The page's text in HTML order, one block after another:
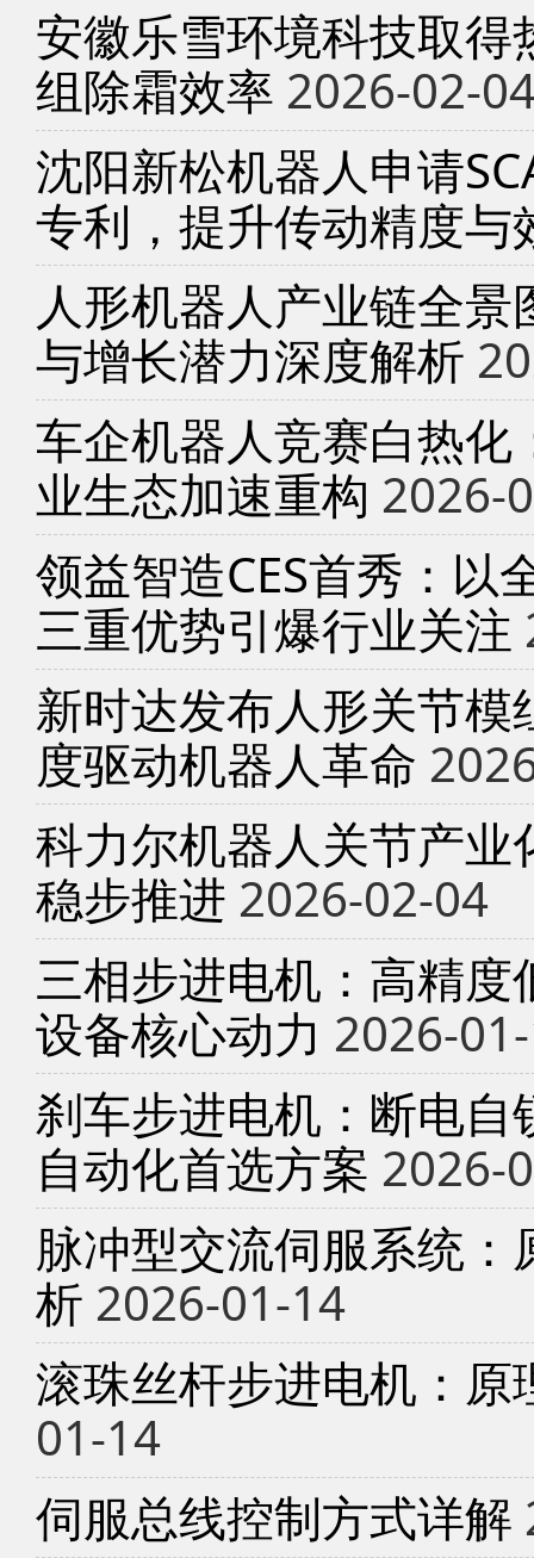
安徽乐雪环境科技取
组除霜效率 2026-02-
沈阳新松机器人申请
专利，提升传动精度与
人形机器人产业链全
与增长潜力深度解析
车企机器人竞赛白热
业生态加速重构 2026-
领益智造CES首秀：以
三重优势引爆行业关注
新时达发布人形关节
度驱动机器人革命
科力尔机器人关节产
稳步推进 2026-02-04
三相步进电机：高精
设备核心动力 2026-
刹车步进电机：断电
自动化首选方案 2026-
脉冲型交流伺服系统
析 2026-01-14
滚珠丝杆步进电机：
01-14
伺服总线控制方式详解